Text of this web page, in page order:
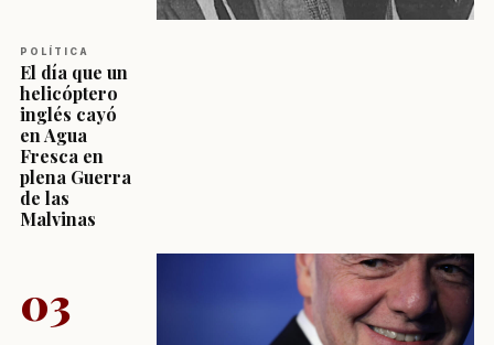
POLÍTICA
El día que un
helicóptero
inglés cayó
en Agua
Fresca en
plena Guerra
de las
Malvinas
03